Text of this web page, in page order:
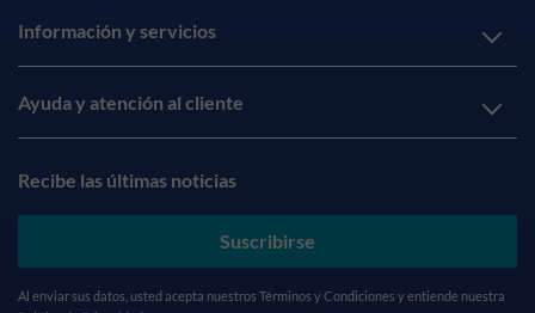
Información y servicios
Ayuda y atención al cliente
Recibe las últimas noticias
Suscribirse
Al enviar sus datos, usted acepta nuestros Términos y Condiciones y entiende nuestra